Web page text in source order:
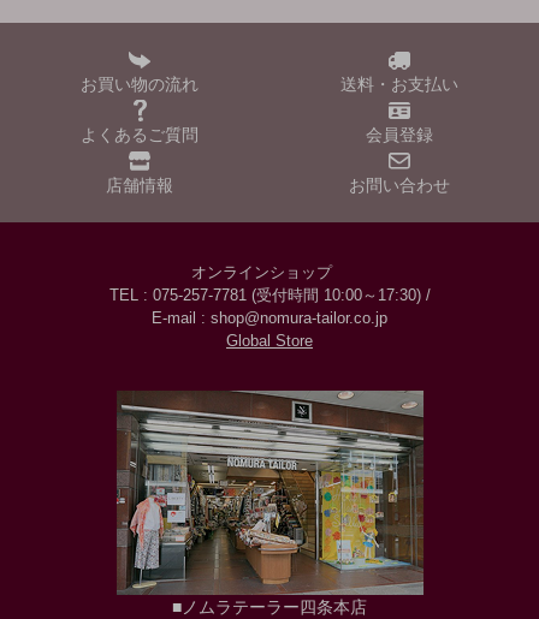
お買い物の流れ 送料・お支払い
よくあるご質問 会員登録
店舗情報 お問い合わせ
オンラインショップ
TEL : 075-257-7781 (受付時間 10:00～17:30) /
E-mail : shop@nomura-tailor.co.jp
Global Store
■ノムラテーラー四条本店